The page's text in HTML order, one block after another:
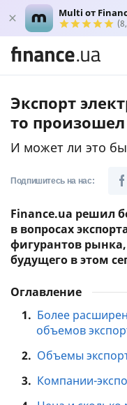
Multi от
Экспорт
то
И может ли это
Подпишитесь на нас:
Finance.ua решил
в вопросах
фигурантов
будущего в этом
Оглавление
1. Более
объемов
2. Объемы
3. Компании-